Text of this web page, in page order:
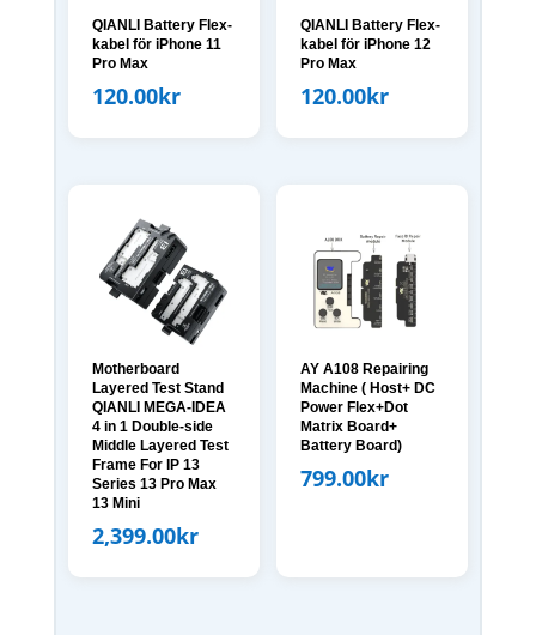
QIANLI Battery Flex-
kabel för iPhone 11
Pro Max
120.00kr
QIANLI Battery Flex-
kabel för iPhone 12
Pro Max
120.00kr
Motherboard
Layered Test Stand
QIANLI MEGA-IDEA
4 in 1 Double-side
Middle Layered Test
Frame For IP 13
Series 13 Pro Max
13 Mini
2,399.00kr
AY A108 Repairing
Machine ( Host+ DC
Power Flex+Dot
Matrix Board+
Battery Board)
799.00kr